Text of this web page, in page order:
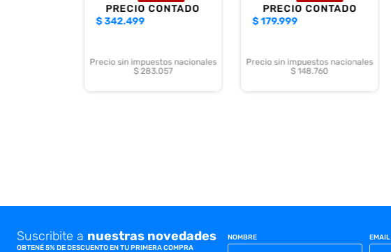
PRECIO CONTADO
$342.499
Precio sin impuestos nacionales
$ 283.057
PRECIO CONTADO
$179.999
Precio sin impuestos nacionales
$ 148.760
Suscribite a nuestras novedades
OBTENÉ 5% DE DESCUENTO EN TU PRIMERA COMPRA
NOMBRE EMAIL